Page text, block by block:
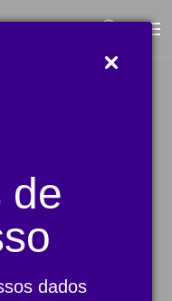
de
dados